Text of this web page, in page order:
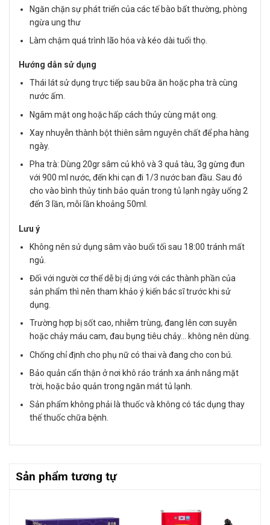
Ngăn chặn sự phát triển của các tế bào bất thường, phòng
ngừa ung thư
Làm chậm quá trình lão hóa và kéo dài tuổi thọ.
Hướng dẫn sử dụng
Thái lát sử dụng trực tiếp sau bữa ăn hoặc pha trà cùng
nước ấm.
Ngâm mật ong hoặc hấp cách thủy cùng mật ong.
Xay nhuyễn thành bột thiên sâm nguyên chất để pha hàng
ngày.
Pha trà: Dùng 20gr sâm củ khô và 3 quả tàu, 3g gừng đun
với 900 ml nước, đến khi cạn đi 1/3 nước ban đầu. Sau đó
cho vào bình thủy tinh bảo quản trong tủ lạnh ngày uống 2
đến 3 lần, mỗi lần khoảng 50ml.
Lưu ý
Không nên sử dụng sâm vào buổi tối sau 18:00 tránh mất
ngủ.
Đối với người cơ thể dễ bị dị ứng với các thành phần của
sản phẩm thì nên tham khảo ý kiến bác sĩ trước khi sử
dụng.
Trường hợp bị sốt cao, nhiễm trùng, đang lên cơn suyễn
hoặc chảy máu cam, đau bụng tiêu chảy… không nên dùng.
Chống chỉ định cho phụ nữ có thai và đang cho con bú.
Bảo quản cẩn thận ở nơi khô ráo tránh xa ánh nắng mặt
trời, hoặc bảo quản trong ngăn mát tủ lạnh.
Sản phẩm không phải là thuốc và không có tác dụng thay
thế thuốc chữa bệnh.
Sản phẩm tương tự